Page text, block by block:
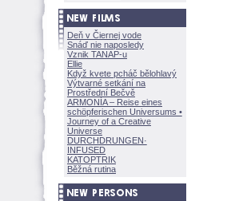
Deň v Čiernej vode
Snáď nie naposledy
Vznik TANAP-u
Ellie
Když kvete pcháč bělohlavý
Výtvarné setkání na
Prostřední Bečvě
ARMONÍA – Reise eines
schöpferischen Universums •
Journey of a Creative
Universe
DURCHDRUNGEN·
INFUSED
KATOPTRIK
Běžná rutina